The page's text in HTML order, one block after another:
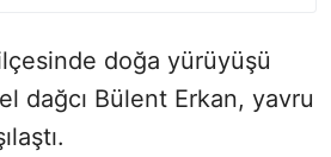
doğa yürüyüşü
dağcı Bülent Erkan, yavru